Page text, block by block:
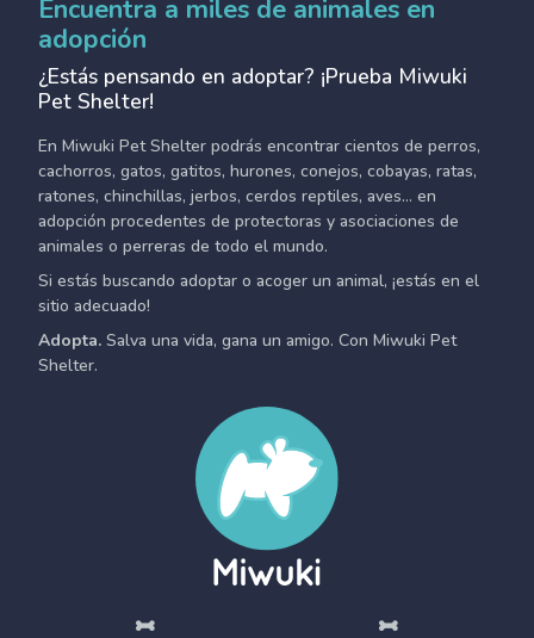
Encuentra a miles de animales en
adopción
¿Estás pensando en adoptar? ¡Prueba Miwuki
Pet Shelter!
En Miwuki Pet Shelter podrás encontrar cientos de perros,
cachorros, gatos, gatitos, hurones, conejos, cobayas, ratas,
ratones, chinchillas, jerbos, cerdos reptiles, aves... en
adopción procedentes de protectoras y asociaciones de
animales o perreras de todo el mundo.
Si estás buscando adoptar o acoger un animal, ¡estás en el
sitio adecuado!
Adopta. Salva una vida, gana un amigo. Con Miwuki Pet
Shelter.